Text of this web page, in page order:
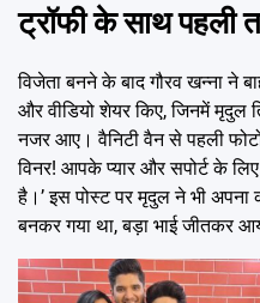
ट्रॉफी के साथ पहली
विजेता बनने के बाद गौरव खन्ना ने
और वीडियो शेयर किए, जिनमें मृदुल
नजर आए। वैनिटी वैन से पहली
विनर! आपके प्यार और सपोर्ट के
है।’ इस पोस्ट पर मृदुल ने भी अपना
बनकर गया था, बड़ा भाई जीतकर